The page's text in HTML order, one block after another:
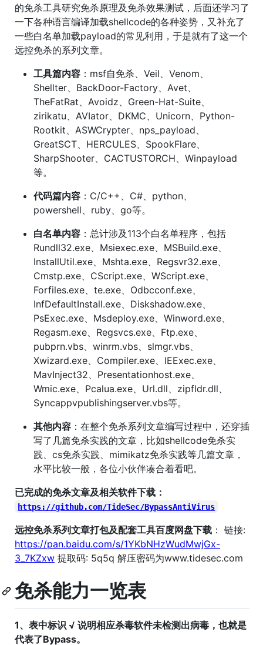
的免杀工具研究免杀原理及免杀效果测试，后面还学习了
一下各种语言编译加载shellcode的各种姿势，又补充了
一些白名单加载payload的常见利用，于是就有了这一个
远控免杀的系列文章。
工具篇内容 ：msf自免杀、Veil、Venom、
Shellter、BackDoor-Factory、Avet、
TheFatRat、Avoidz、Green-Hat-Suite、
zirikatu、AVIator、DKMC、Unicorn、Python-
Rootkit、ASWCrypter、nps_payload、
GreatSCT、HERCULES、SpookFlare、
SharpShooter、CACTUSTORCH、Winpayload
等。
代码篇内容 ：C/C++、C#、python、
powershell、ruby、go等。
白名单内容 ：总计涉及113个白名单程序，包括
Rundll32.exe、Msiexec.exe、MSBuild.exe、
InstallUtil.exe、Mshta.exe、Regsvr32.exe、
Cmstp.exe、CScript.exe、WScript.exe、
Forfiles.exe、te.exe、Odbcconf.exe、
InfDefaultInstall.exe、Diskshadow.exe、
PsExec.exe、Msdeploy.exe、Winword.exe、
Regasm.exe、Regsvcs.exe、Ftp.exe、
pubprn.vbs、winrm.vbs、slmgr.vbs、
Xwizard.exe、Compiler.exe、IEExec.exe、
MavInject32、Presentationhost.exe、
Wmic.exe、Pcalua.exe、Url.dll、zipfldr.dll、
Syncappvpublishingserver.vbs等。
其他内容 ：在整个免杀系列文章编写过程中，还穿插
写了几篇免杀实践的文章，比如shellcode免杀实
践、cs免杀实践、mimikatz免杀实践等几篇文章，
水平比较一般，各位小伙伴凑合着看吧。
已完成的免杀文章及相关软件下载：
https://github.com/TideSec/BypassAntiVirus
远控免杀系列文章打包及配套工具百度网盘下载 ： 链接:
https://pan.baidu.com/s/1YKbNHzWudMwjGx-
3_7KZxw 提取码: 5q5q 解压密码为www.tidesec.com
免杀能力一览表
1、表中标识 √ 说明相应杀毒软件未检测出病毒，也就是
代表了Bypass。